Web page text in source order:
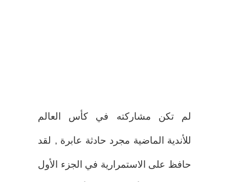
لم تكن مشاركته في كأس العالم
للأندية الماضية مجرد حادثة عابرة , لقد
حافظ على الاستمرارية في الجزء الأول